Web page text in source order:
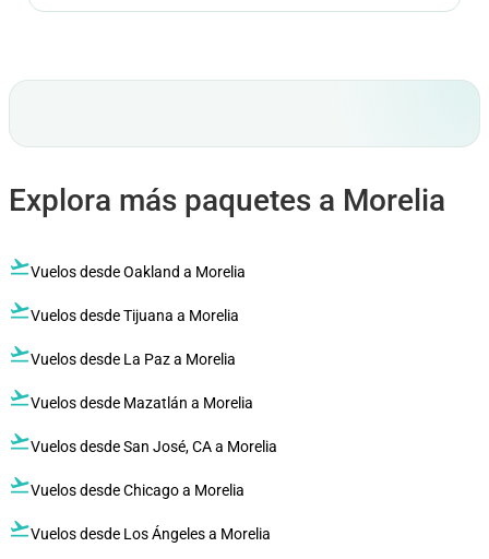
Explora más paquetes a Morelia
flight_takeoffVuelos desde Oakland a Morelia
flight_takeoffVuelos desde Tijuana a Morelia
flight_takeoffVuelos desde La Paz a Morelia
flight_takeoffVuelos desde Mazatlán a Morelia
flight_takeoffVuelos desde San José, CA a Morelia
flight_takeoffVuelos desde Chicago a Morelia
flight_takeoffVuelos desde Los Ángeles a Morelia